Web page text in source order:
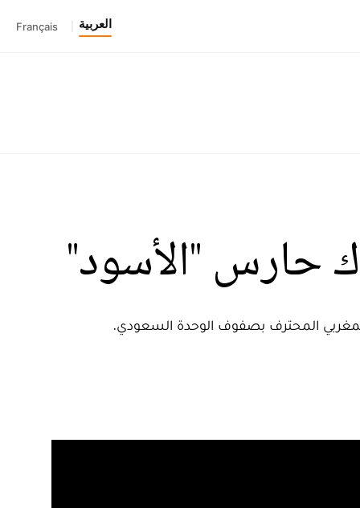
العربية Français
حارس "الأسود"
المحترف بصفوف الوحدة السعودي.